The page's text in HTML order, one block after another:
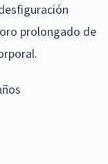
prolongado de